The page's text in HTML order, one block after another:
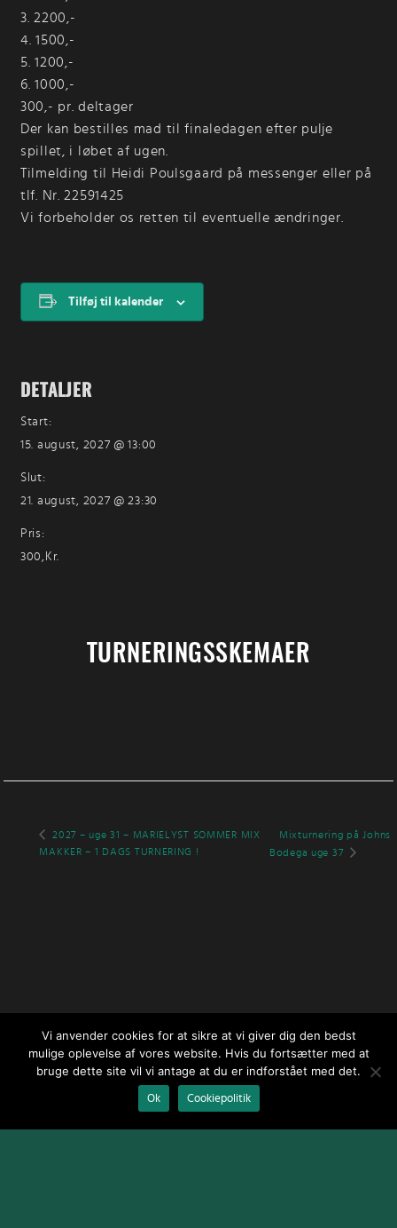
3. 2200,-
4. 1500,-
5. 1200,-
6. 1000,-
300,- pr. deltager
Der kan bestilles mad til finaledagen efter pulje
spillet, i løbet af ugen.
Tilmelding til Heidi Poulsgaard på messenger eller på
tlf. Nr. 22591425
Vi forbeholder os retten til eventuelle ændringer.
Tilføj til kalender
DETALJER
Start:
15. august, 2027 @ 13:00
Slut:
21. august, 2027 @ 23:30
Pris:
300,Kr.
TURNERINGSSKEMAER
2027 – uge 31 – MARIELYST SOMMER MIX
MAKKER – 1 DAGS TURNERING !
Mixturnering på Johns
Bodega uge 37
Vi anvender cookies for at sikre at vi giver dig den bedst
mulige oplevelse af vores website. Hvis du fortsætter med at
bruge dette site vil vi antage at du er indforstået med det.
Ok
Cookiepolitik